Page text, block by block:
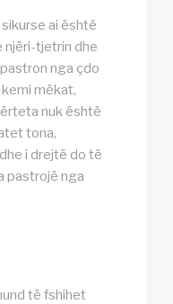
ai është
njëri-tjetrin dhe
nga çdo
mëkat,
nuk është
tona,
i drejtë do të
pastrojë nga
të fshihet